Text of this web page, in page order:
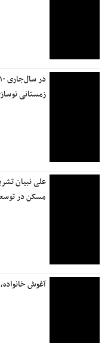
زمستانی
علی نبیان
مسکن در
آغوش